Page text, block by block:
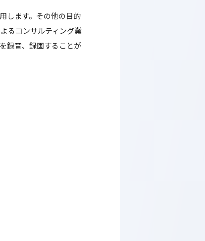
します。その他の目的
るコンサルティング業
録音、録画することが